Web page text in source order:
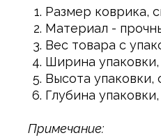
Размер коврика,
Материал -
Вес товара с
Ширина упаковки,
Высота упаковки,
Глубина
Примечание: